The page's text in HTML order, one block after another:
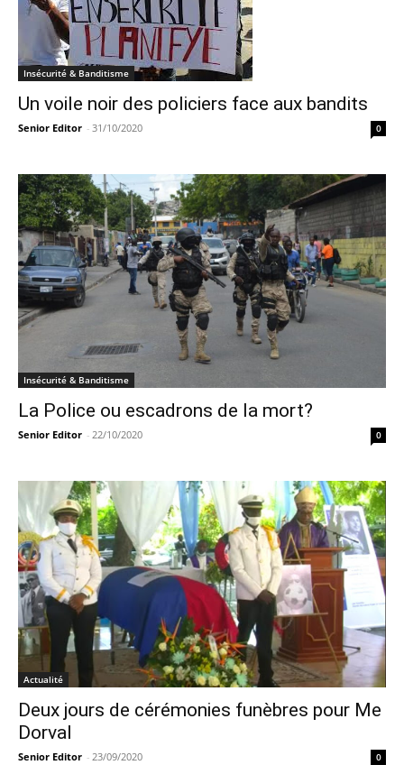
Insécurité & Banditisme
Un voile noir des policiers face aux bandits
Senior Editor - 31/10/2020 0
Insécurité & Banditisme
La Police ou escadrons de la mort?
Senior Editor - 22/10/2020 0
Actualité
Deux jours de cérémonies funèbres pour Me
Dorval
Senior Editor - 23/09/2020 0